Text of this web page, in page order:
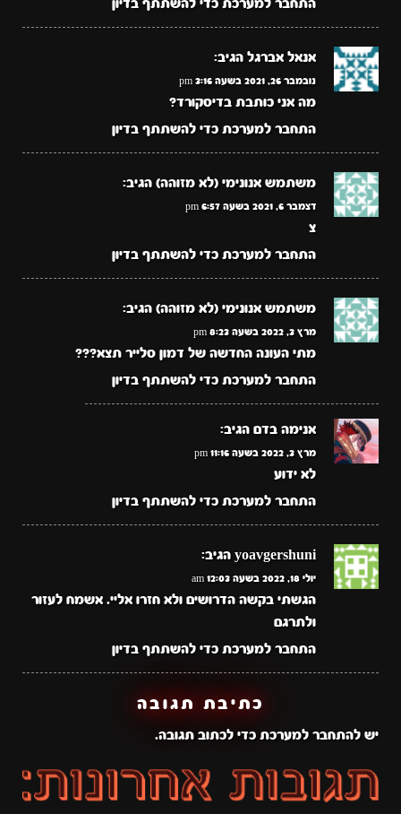
התחבר למערכת כדי להשתתף בדיון
אנאל אברגל הגיב:
נובמבר 26, 2021 בשעה 3:16 pm
מה אני כותבת בדיסקורד?
התחבר למערכת כדי להשתתף בדיון
משתמש אנונימי (לא מזוהה) הגיב:
דצמבר 6, 2021 בשעה 6:57 pm
צ
התחבר למערכת כדי להשתתף בדיון
משתמש אנונימי (לא מזוהה) הגיב:
מרץ 3, 2022 בשעה 8:23 pm
מתי העונה החדשה של דמון סלייר תצא???
התחבר למערכת כדי להשתתף בדיון
אנימה בדם הגיב:
מרץ 3, 2022 בשעה 11:16 pm
לא ידוע
התחבר למערכת כדי להשתתף בדיון
yoavgershuni הגיב:
יולי 18, 2022 בשעה 12:03 am
הגשתי בקשה הדרושים ולא חזרו אליי. אשמח לעזור
ולתרגם
התחבר למערכת כדי להשתתף בדיון
כתיבת תגובה
יש להתחבר למערכת כדי לכתוב תגובה.